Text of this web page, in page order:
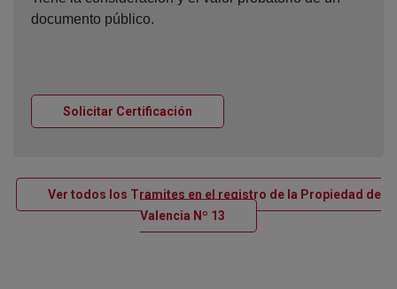
documento público.
Solicitar Certificación
Ver todos los Tramites en el registro de la Propiedad de
Valencia Nº 13 Ventana nueva